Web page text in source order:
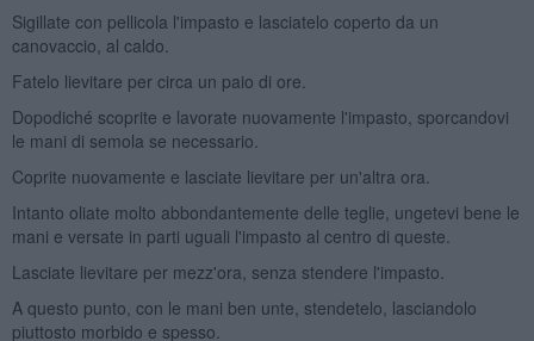
Sigillate con pellicola l'impasto e lasciatelo coperto da un
canovaccio, al caldo.
Fatelo lievitare per circa un paio di ore.
Dopodiché scoprite e lavorate nuovamente l'impasto, sporcandovi
le mani di semola se necessario.
Coprite nuovamente e lasciate lievitare per un'altra ora.
Intanto oliate molto abbondantemente delle teglie, ungetevi bene le
mani e versate in parti uguali l'impasto al centro di queste.
Lasciate lievitare per mezz'ora, senza stendere l'impasto.
A questo punto, con le mani ben unte, stendetelo, lasciandolo
piuttosto morbido e spesso.